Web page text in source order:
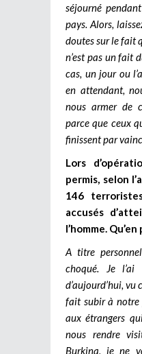
séjourné
pays. Alors,
doutes sur le fait
n’est pas un fait
cas, un jour ou
en attendant,
nous armer de
parce que ceux
finissent par
Lors
permis, selon
146
accusés
l’homme.
A titre
choqué. Je
d’aujourd’hui, vu
fait subir à notre
aux étrangers
nous rendre
Burkina, je ne